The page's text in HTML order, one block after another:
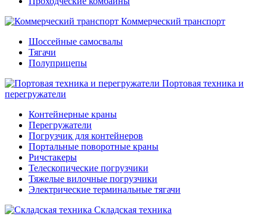
Коммерческий транспорт
Шоссейные самосвалы
Тягачи
Полуприцепы
Портовая техника и
перегружатели
Контейнерные краны
Перегружатели
Погрузчик для контейнеров
Портальные поворотные краны
Ричстакеры
Телескопические погрузчики
Тяжелые вилочные погрузчики
Электрические терминальные тягачи
Складская техника